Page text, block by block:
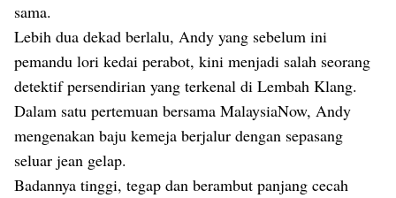
sama.
Lebih dua dekad berlalu, Andy yang sebelum ini
pemandu lori kedai perabot, kini menjadi salah seorang
detektif persendirian yang terkenal di Lembah Klang.
Dalam satu pertemuan bersama MalaysiaNow, Andy
mengenakan baju kemeja berjalur dengan sepasang
seluar jean gelap.
Badannya tinggi, tegap dan berambut panjang cecah